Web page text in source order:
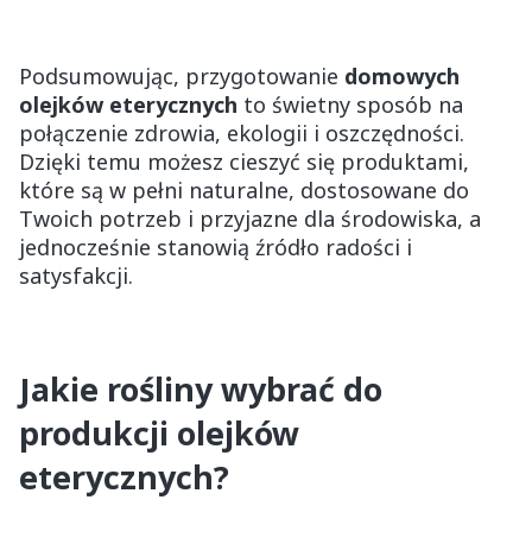
Podsumowując, przygotowanie domowych
olejków eterycznych to świetny sposób na
połączenie zdrowia, ekologii i oszczędności.
Dzięki temu możesz cieszyć się produktami,
które są w pełni naturalne, dostosowane do
Twoich potrzeb i przyjazne dla środowiska, a
jednocześnie stanowią źródło radości i
satysfakcji.
Jakie rośliny wybrać do
produkcji olejków
eterycznych?